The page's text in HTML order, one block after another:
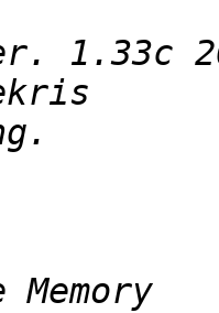
1.33c